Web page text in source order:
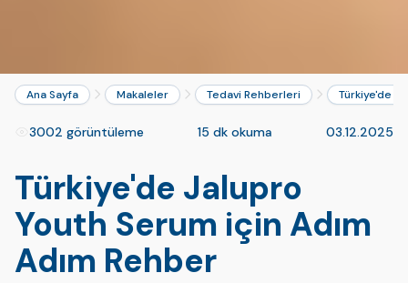
Ana Sayfa Makaleler Tedavi Rehberleri Türkiye'de
3002 görüntüleme 15 dk okuma 03.12.2025
Türkiye'de Jalupro
Youth Serum için Adım
Adım Rehber